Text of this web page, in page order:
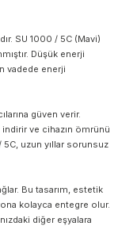
SU 1000 / 5C (Mavi)
Düşük enerji
vadede enerji
güven verir.
ve cihazın ömrünü
uzun yıllar sorunsuz
Bu tasarım, estetik
kolayca entegre olur.
diğer eşyalara